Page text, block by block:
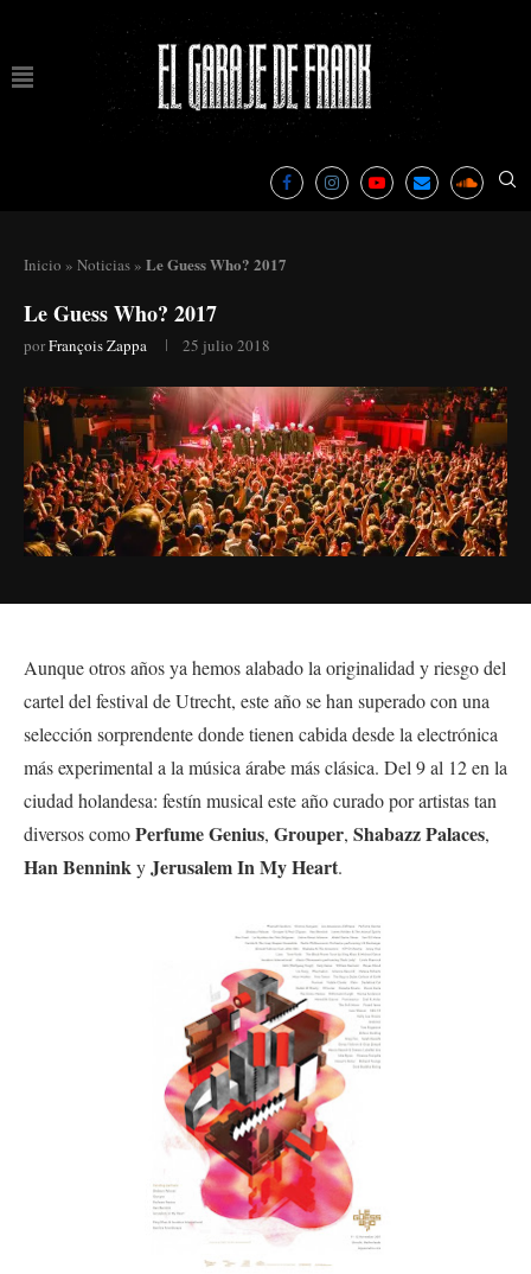
Inicio » Noticias » Le Guess Who? 2017
Le Guess Who? 2017
porFrançois Zappa 25 julio 2018
Aunque otros años ya hemos alabado la originalidad y riesgo del
cartel del festival de Utrecht, este año se han superado con una
selección sorprendente donde tienen cabida desde la electrónica
más experimental a la música árabe más clásica. Del 9 al 12 en la
ciudad holandesa: festín musical este año curado por artistas tan
diversos comoPerfume Genius, Grouper, Shabazz Palaces,
Han BenninkyJerusalem In My Heart.